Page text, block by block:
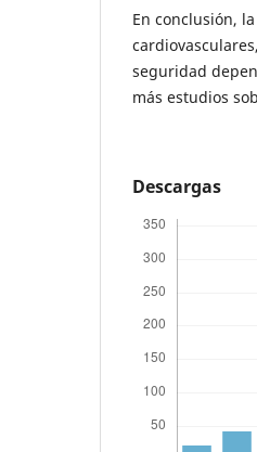
En conclusión,
seguridad
más estudios
Descargas